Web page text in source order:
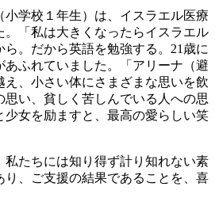
学校１年生）は、イスラエル医療
「私は大きくなったらイスラエル
。だから英語を勉強する。21歳に
ふれていました。「アリーナ（避
、小さい体にさまざまな思いを飲
い、貧しく苦しんでいる人への思
女を励ますと、最高の愛らしい笑
たちには知り得ず計り知れない素
、ご支援の結果であることを、喜